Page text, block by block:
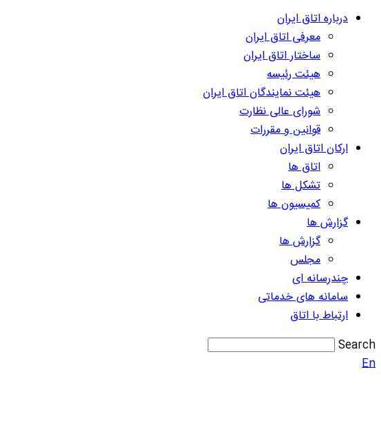
درباره اتاق ایران
معرفی اتاق ایران
ساختار اتاق ایران
هیئت رئیسه
هیئت نمایندگان اتاق ایران
شورای عالی نظارت
قوانین و مقررات
ارکان اتاق ایران
اتاق ها
تشکل ها
کمیسیون ها
گزارش ها
گزارش ها
مجلس
چندرسانه ای
سامانه های خدماتی
ارتباط با اتاق
Search
En